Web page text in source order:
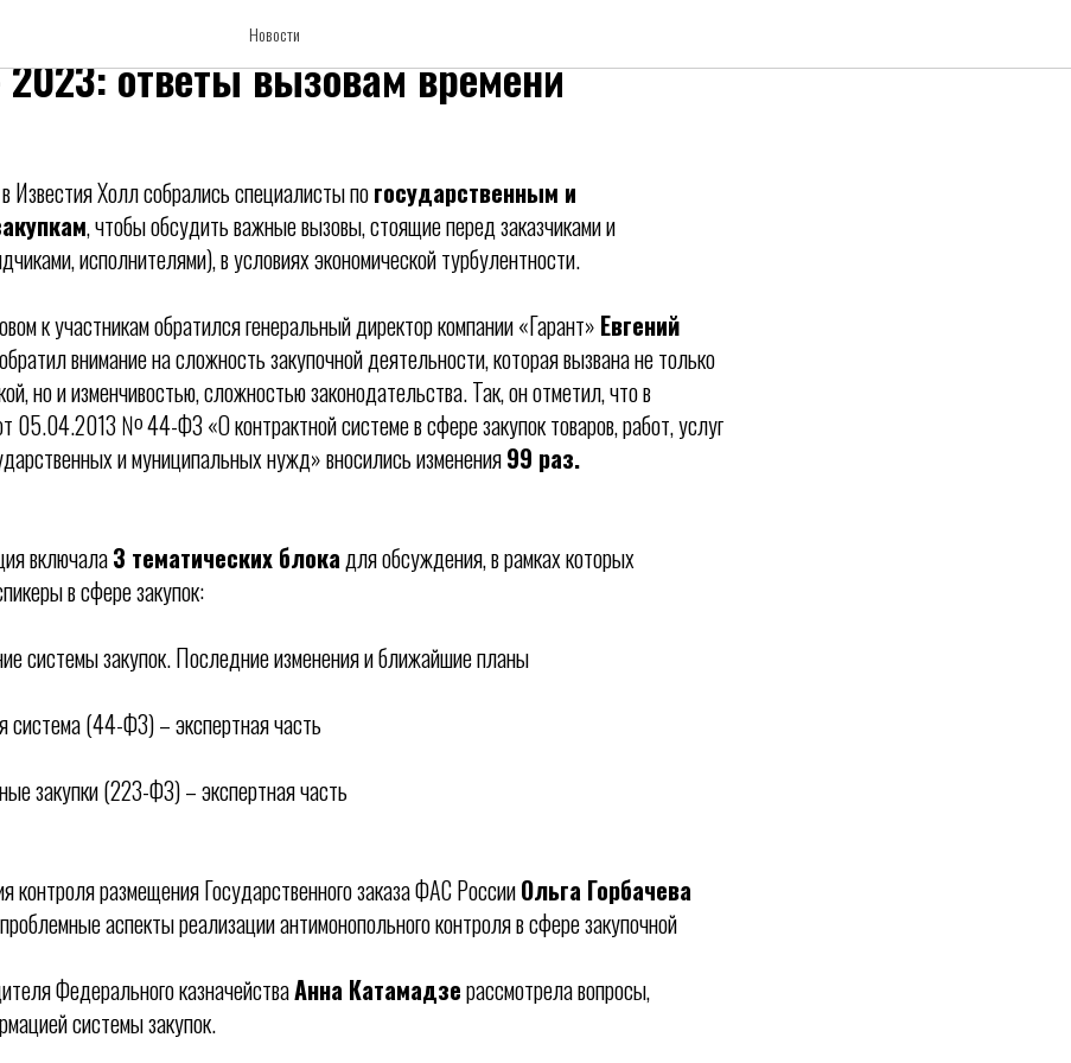
Новости
и корпоративные
ответы вызовам времени
Известия Холл собрались специалисты погосударственным и
, чтобы обсудить важные вызовы, стоящие перед заказчиками и
исполнителями), в условиях экономической турбулентности.
к участникам обратился генеральный директор компании «Гарант» Евгений
внимание на сложность закупочной деятельности, которая вызвана не только
но и изменчивостью, сложностью законодательства. Так, он отметил, что в
05.04.2013 № 44-ФЗ «О контрактной системе в сфере закупок товаров, работ, услуг
и муниципальных нужд» вносились изменения99 раз.
включала3 тематических блокадля обсуждения, в рамках которых
в сфере закупок:
системы закупок. Последние изменения и ближайшие планы
система (44-Ф3) – экспертная часть
закупки (223-ФЗ) – экспертная часть
контроля размещения Государственного заказа ФАС РоссииОльга Горбачева
аспекты реализации антимонопольного контроля в сфере закупочной
Федерального казначействаАнна Катамадзерассмотрела вопросы,
системы закупок.